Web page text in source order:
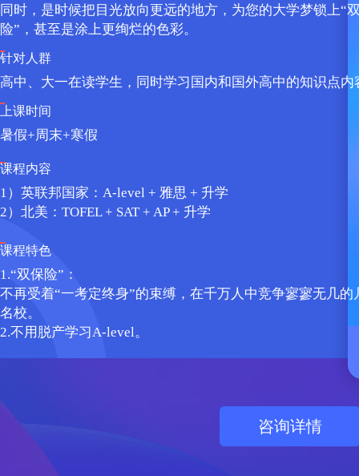
同时，是时候把目光放向更远的地方，为您的大学梦锁上“
险”，甚至是涂上更绚烂的色彩。
针对人群
高中、大一在读学生，同时学习国内和国外高中的知识点内
上课时间
暑假+周末+寒假
课程内容
1）英联邦国家：A-level + 雅思 + 升学
2）北美：TOFEL + SAT + AP + 升学
课程特色
1.“双保险”：
不再受着“一考定终身”的束缚，在千万人中竞争寥寥无几的
名校。
2.不用脱产学习A-level。
咨询详情